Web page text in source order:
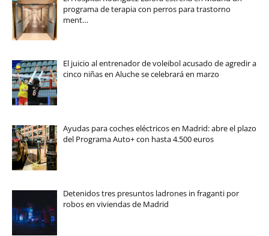
programa de terapia con perros para trastorno
ment…
El juicio al entrenador de voleibol acusado de agredir a
cinco niñas en Aluche se celebrará en marzo
Ayudas para coches eléctricos en Madrid: abre el plazo
del Programa Auto+ con hasta 4.500 euros
Detenidos tres presuntos ladrones in fraganti por
robos en viviendas de Madrid